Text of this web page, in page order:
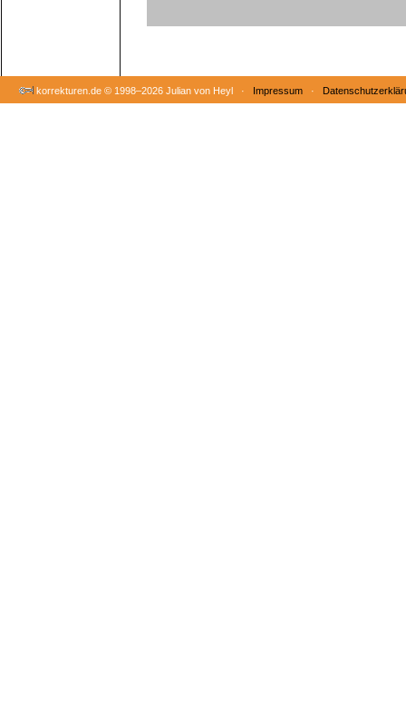
korrekturen.de © 1998–2026 Julian von Heyl · Impressum ·